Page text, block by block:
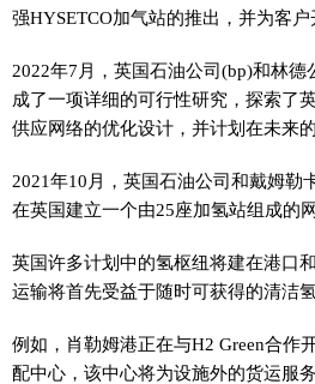
强HYSETCO加气站的推出，并为
2022年7月，英国石油公司(bp)和林
成了一项详细的可行性研究，探索了
供应网络的优化设计，并计划在未
2021年10月，英国石油公司和戴姆勒
在英国建立一个由25座加氢站组成
英国许多计划中的氢枢纽将建在港口
运输将首先受益于随时可获得的清
例如，肖勒姆港正在与H2 Green合作
配中心，该中心将为设施外的货运